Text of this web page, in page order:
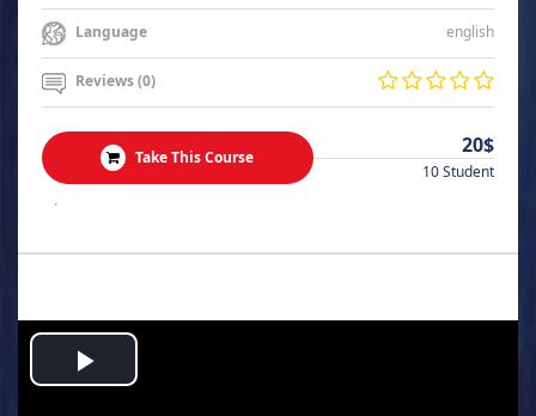
Language english
Reviews (0)
Take This Course 20$
10 Student
.
Play